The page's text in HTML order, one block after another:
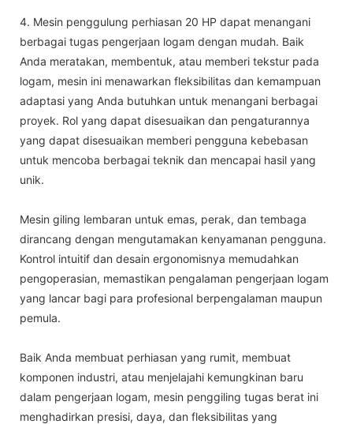
4. Mesin penggulung perhiasan 20 HP dapat menangani
berbagai tugas pengerjaan logam dengan mudah. ​​Baik
Anda meratakan, membentuk, atau memberi tekstur pada
logam, mesin ini menawarkan fleksibilitas dan kemampuan
adaptasi yang Anda butuhkan untuk menangani berbagai
proyek. Rol yang dapat disesuaikan dan pengaturannya
yang dapat disesuaikan memberi pengguna kebebasan
untuk mencoba berbagai teknik dan mencapai hasil yang
unik.
Mesin giling lembaran untuk emas, perak, dan tembaga
dirancang dengan mengutamakan kenyamanan pengguna.
Kontrol intuitif dan desain ergonomisnya memudahkan
pengoperasian, memastikan pengalaman pengerjaan logam
yang lancar bagi para profesional berpengalaman maupun
pemula.
Baik Anda membuat perhiasan yang rumit, membuat
komponen industri, atau menjelajahi kemungkinan baru
dalam pengerjaan logam, mesin penggiling tugas berat ini
menghadirkan presisi, daya, dan fleksibilitas yang